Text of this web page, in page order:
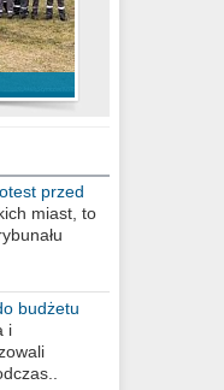
BCL
przed
miast, to
budżetu
i